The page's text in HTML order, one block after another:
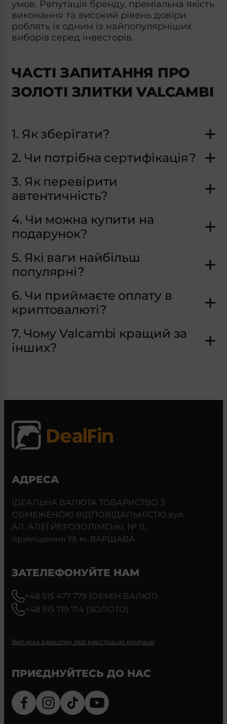
умов. Репутація бренду, преміальна якість
виконання та високий рівень довіри
роблять їх одним із найпопулярніших
виборів серед інвесторів.
ЧАСТІ ЗАПИТАННЯ ПРО
ЗОЛОТІ ЗЛИТКИ VALCAMBI
1. Як зберігати?
2. Чи потрібна сертифікація?
3. Як перевірити
автентичність?
4. Чи можна купити на
подарунок?
5. Які ваги найбільш
популярні?
6. Чи приймаєте оплату в
криптовалюті?
7. Чому Valcambi кращий за
інших?
АДРЕСА
ІДЕАЛЬНА ВАЛЮТА ТОВАРИСТВО З
ОБМЕЖЕНОЮ ВІДПОВІДАЛЬНІСТЮ вул.
АЛ. АЛЕЇ ЙЕРОЗОЛІМСЬКІ, № 11,
приміщення 19, м. ВАРШАВА
ЗАТЕЛЕФОНУЙТЕ НАМ
+48 515 477 779 (ОБМІН ВАЛЮТ)
+48 515 719 714 (ЗОЛОТО)
Виписка з реєстру про реєстрацію компанії
ПРИЄДНУЙТЕСЬ ДО НАС